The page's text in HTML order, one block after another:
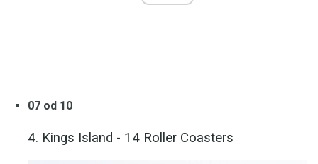
07 od 10
4. Kings Island - 14 Roller Coasters